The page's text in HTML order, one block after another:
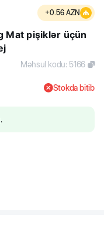
+0.56 AZN
Mat pişiklər üçün
Məhsul kodu:5166
Stokda bitib